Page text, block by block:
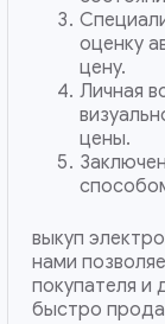
оценку
цену.
Личная
цены.
выкуп
нами
покупателя и
быстро